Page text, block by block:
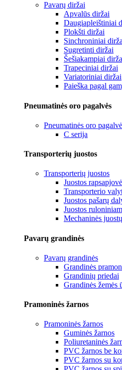
Pavarų diržai
Apvalūs diržai
Daugiapleištiniai
Plokšti diržai
Sinchroniniai
Sugretinti diržai
Šešiakampiai
Trapeciniai diržai
Variatoriniai diržai
Paieška pagal
Pneumatinės oro pagalvės
Pneumatinės oro
C serija
Transporterių juostos
Transporterių juostos
Juostos
Transporterio
Juostos pašarų
Juostos
Mechaninės
Pavarų grandinės
Pavarų grandinės
Grandinės
Grandinių priedai
Grandinės žemės
Pramoninės žarnos
Pramoninės žarnos
Guminės žarnos
Poliuretaninės
PVC žarnos be
PVC žarnos su